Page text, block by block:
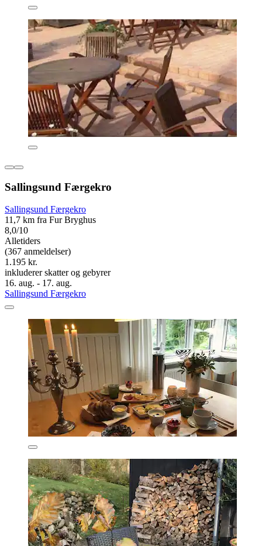
Sallingsund Færgekro
Sallingsund Færgekro
11,7 km fra Fur Bryghus
8,0/10
Alletiders
(367 anmeldelser)
1.195 kr.
inkluderer skatter og gebyrer
16. aug. - 17. aug.
Sallingsund Færgekro